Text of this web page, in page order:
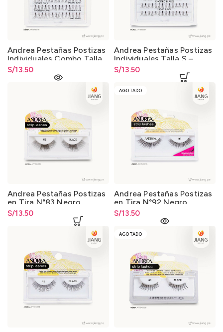
Andrea Pestañas Postizas
Individuales Combo Talla
(S-M-L) Negro
S/13.50
Andrea Pestañas Postizas
Individuales Talla S –
Negro
S/13.50
Andrea Pestañas Postizas
en Tira N°83 Negro
S/13.50
AGOTADO
Andrea Pestañas Postizas
en Tira N°92 Negro
S/13.50
AGOTADO